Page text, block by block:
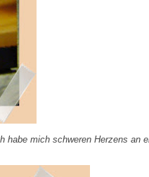
habe mich schweren Herzens an